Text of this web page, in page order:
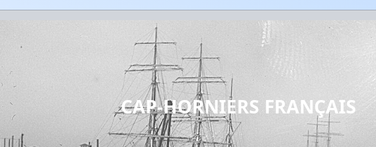
CAP-HORNIERS FRANÇAIS